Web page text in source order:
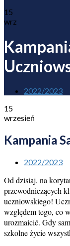
15
wrz
2022/2023
15
wrzesień
Kampania
2022/2023
Od dzisiaj, na
przewodniczących
uczniowskiego!
względem tego, co
urozmaicić. Gdy
szkolne życie